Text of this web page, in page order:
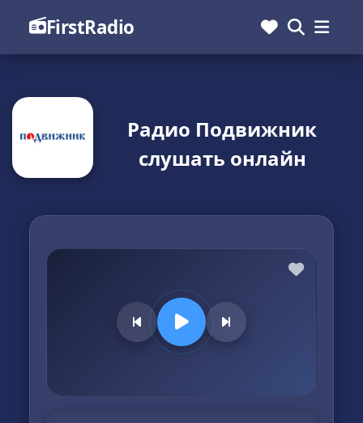
FirstRadio
Радио Подвижник
слушать онлайн